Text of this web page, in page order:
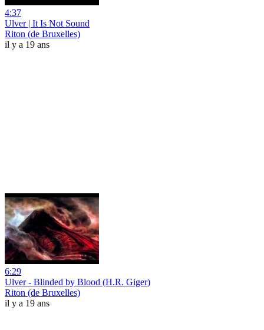
4:37
Ulver | It Is Not Sound
Riton (de Bruxelles)
il y a 19 ans
6:29
Ulver - Blinded by Blood (H.R. Giger)
Riton (de Bruxelles)
il y a 19 ans